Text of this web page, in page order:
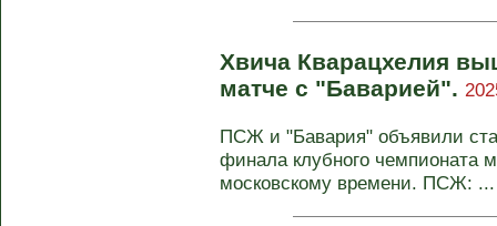
Хвича Кварацхелия
матче с "Баварией".
ПСЖ и "Бавария" объявили
финала клубного чемпионата
московскому времени. ПСЖ: ...